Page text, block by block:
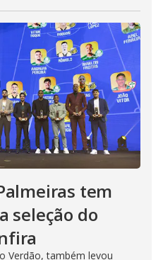
tem
seleção do
Verdão, também levou